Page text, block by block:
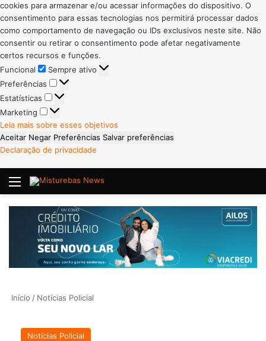
cookies para armazenar e/ou acessar informações do dispositivo. O
consentimento para essas tecnologias nos permitirá processar dados
como comportamento de navegação ou IDs exclusivos neste site. Não
consentir ou retirar o consentimento pode afetar negativamente
certos recursos e funções.
Funcional
Funcional
Sempre ativo
Preferências
Preferências
Estatísticas
Estatísticas
Marketing
Marketing
Leia mais sobre esses objetivos
Aceitar Negar Preferências Salvar preferências
Declaração de privacidade
Menu
Início / Notícias Policial
Notícias Policial